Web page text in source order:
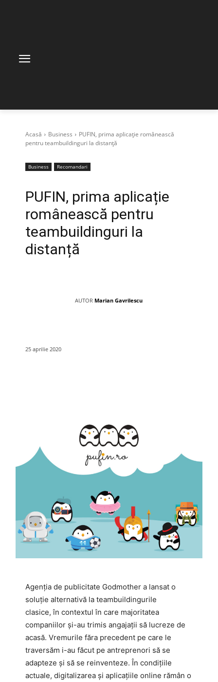
Acasă Business
PUFIN, prima aplicație românească
pentru teambuildinguri la distanță
Business Recomandari
PUFIN, prima aplicație
românească pentru
teambuildinguri la
distanță
AUTOR Marian Gavrilescu
25 aprilie 2020
Agenția de publicitate Godmother a lansat o
soluție alternativă la teambuildingurile
clasice, în contextul în care majoritatea
companiilor și-au trimis angajații să lucreze de
acasă. Vremurile făra precedent pe care le
traversăm i-au făcut pe antreprenori să se
adapteze și să se reinventeze. În condițiile
actuale, digitalizarea și aplicațiile online rămân o